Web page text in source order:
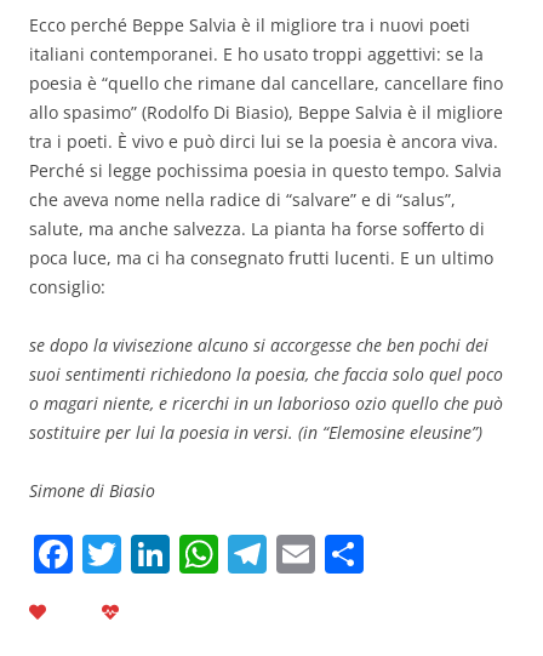
Ecco perché Beppe Salvia è il migliore tra i nuovi poeti
italiani contemporanei. E ho usato troppi aggettivi: se la
poesia è “quello che rimane dal cancellare, cancellare fino
allo spasimo” (Rodolfo Di Biasio), Beppe Salvia è il migliore
tra i poeti. È vivo e può dirci lui se la poesia è ancora viva.
Perché si legge pochissima poesia in questo tempo. Salvia
che aveva nome nella radice di “salvare” e di “salus”,
salute, ma anche salvezza. La pianta ha forse sofferto di
poca luce, ma ci ha consegnato frutti lucenti. E un ultimo
consiglio:
se dopo la vivisezione alcuno si accorgesse che ben pochi dei
suoi sentimenti richiedono la poesia, che faccia solo quel poco
o magari niente, e ricerchi in un laborioso ozio quello che può
sostituire per lui la poesia in versi. (in “Elemosine eleusine”)
Simone di Biasio
F T Li W T E